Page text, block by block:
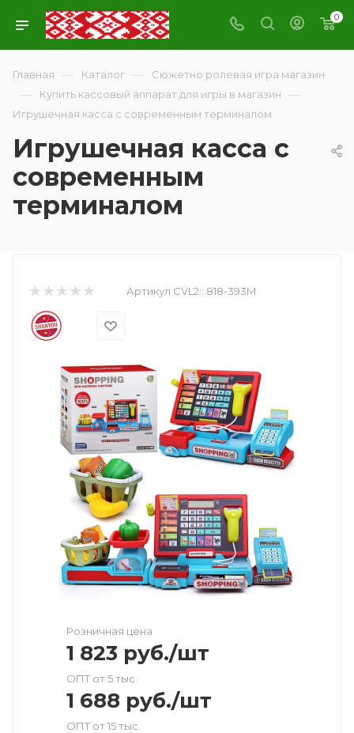
0
Главная — Каталог — Сюжетно ролевая игра магазин
— Купить кассовый аппарат для игры в магазин —
Игрушечная касса с современным терминалом
Игрушечная касса с
современным
терминалом
Артикул CVL2:: 818-393M
Розничная цена
1 823 руб./шт
ОПТ от 5 тыс.
1 688 руб./шт
ОПТ от 15 тыс.